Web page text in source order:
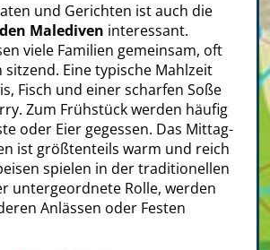
und Gerichten ist auch die
Malediven interessant.
viele Familien gemeinsam, oft
sitzend. Eine typische Mahlzeit
Fisch und einer scharfen Soße
Zum Frühstück werden häufig
oder Eier gegessen. Das Mittag-
ist größtenteils warm und reich
spielen in der traditionellen
untergeordnete Rolle, werden
Anlässen oder Festen